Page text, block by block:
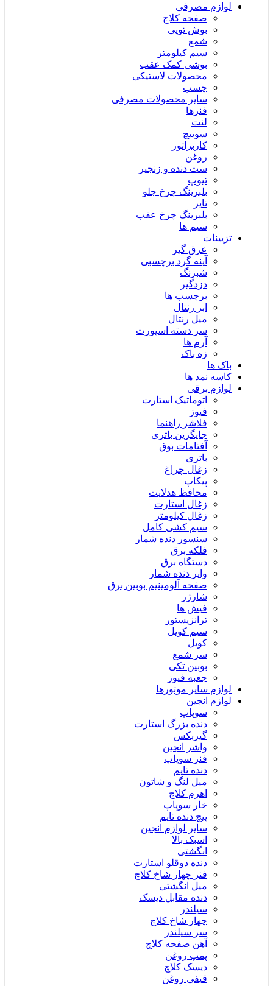
لوازم مصرفی
صفحه کلاج
بوش توپی
شمع
سیم کیلومتر
بوشی کمک عقب
محصولات لاستیکی
چسب
سایر محصولات مصرفی
فنرها
لنت
سوییچ
کاربراتور
روغن
ست دنده و زنجیر
تیوپ
بلبرینگ چرخ جلو
تایر
بلبرینگ چرخ عقب
سیم ها
تزیینات
عرق گیر
آینه گرد برچسبی
شبرنگ
دزدگیر
برچسب ها
ابر رنتال
میل رنتال
سر دسته اسپورت
آرم ها
زه باک
باک ها
کاسه نمد ها
لوازم برقی
اتوماتیک استارت
فیوز
فلاشر راهنما
جایگزین باتری
آفتامات بوق
باتری
زغال چراغ
پیکاپ
محافظ هدلایت
زغال استارت
زغال کیلومتر
سیم کشی کامل
سنسور دنده شمار
فلکه برق
دستگاه برق
وایر دنده شمار
صفحه آلومینیم بوبین برق
شارژر
فیش ها
ترانزیستور
سیم کویل
کویل
سر شمع
بوبین تکی
جعبه فیوز
لوازم سایر موتورها
لوازم انجین
سوپاپ
دنده بزرگ استارت
گیربکس
واشر انجین
فنر سوپاپ
دنده تایم
میل لنگ و شاتون
اهرم کلاچ
خار سوپاپ
پیچ دنده تایم
سایر لوازم انجین
اسبک بالا
انگشتی
دنده دوقلو استارت
فنر چهار شاخ کلاچ
میل انگشتی
دنده مقابل دیسک
سیلندر
چهار شاخ کلاچ
سر سیلندر
آهن صفحه کلاچ
پمپ روغن
دیسک کلاچ
قیفی روغن